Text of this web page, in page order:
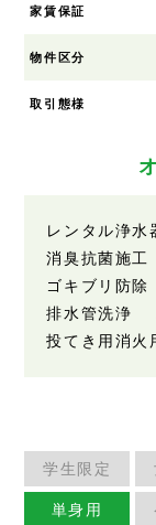
家賃保証
物件区分
取引態様
レンタル浄
消臭抗菌施
ゴキブリ防
排水管洗浄
投てき用消
学生限定
単身用